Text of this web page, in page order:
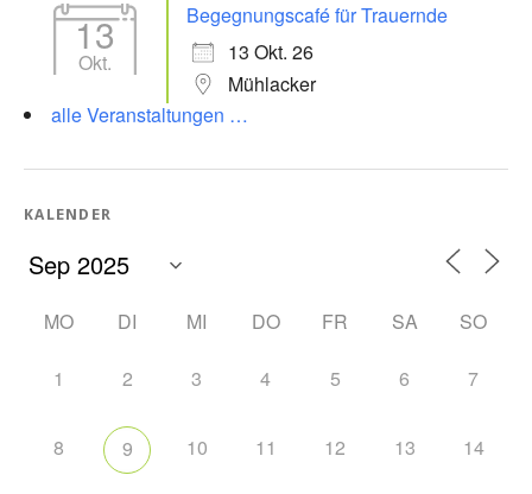
13
Okt.
Begegnungscafé für Trauernde
13 Okt. 26
Mühlacker
alle Veranstaltungen …
KALENDER
MO DI MI DO FR SA SO
1 2 3 4 5 6 7
8 9 10 11 12 13 14